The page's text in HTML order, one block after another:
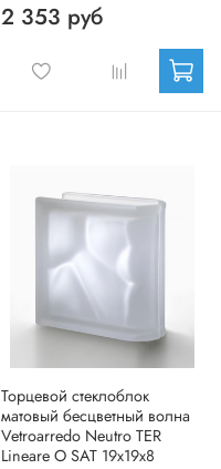
2 353 руб
Торцевой стеклоблок
матовый бесцветный волна
Vetroarredo Neutro TER
Lineare O SAT 19x19x8